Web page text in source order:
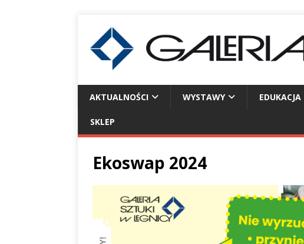
AKTUALNOŚCI WYSTAWY EDUKACJA
SKLEP
Ekoswap 2024